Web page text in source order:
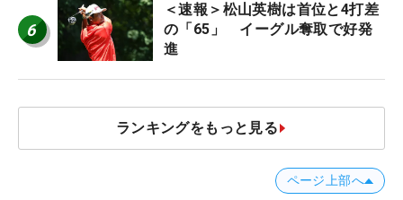
6
＜速報＞松山英樹は首位と4打差
の「65」 イーグル奪取で好発
進
ランキングをもっと見る
ページ上部へ